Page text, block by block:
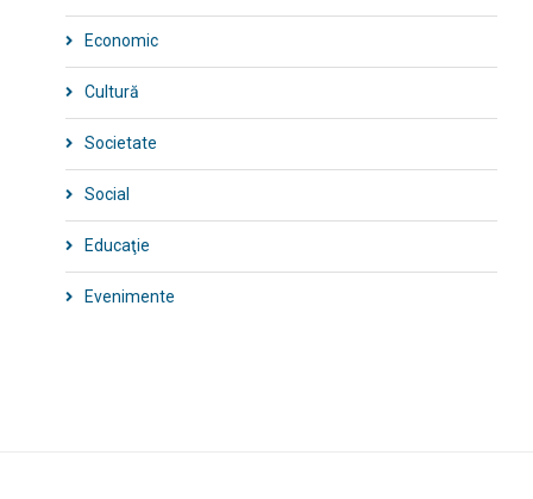
Economic
Cultură
Societate
Social
Educaţie
Evenimente